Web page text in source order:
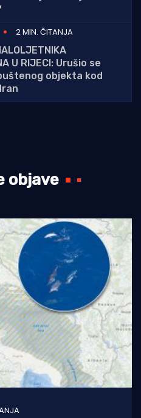
2 MIN. ČITANJA
U RIJECI: Urušio se
objekta kod
objave